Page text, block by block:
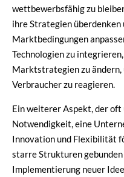
wettbewerbsfähig zu
ihre Strategien überdenken
Marktbedingungen
Technologien zu
Marktstrategien zu ändern,
Verbraucher zu reagieren.
Ein weiterer Aspekt, der
Notwendigkeit, eine
Innovation und Flexibilität
starre Strukturen
Implementierung neuer